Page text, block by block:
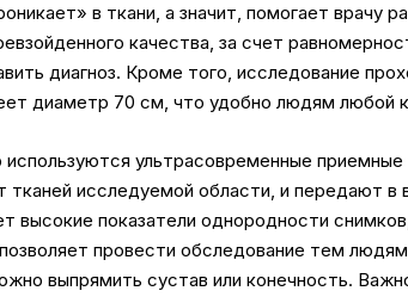
в ткани, а значит, помогает врачу
качества, за счет
диагноз. Кроме того, исследование
диаметр 70 см, что удобно людям любой
ультрасовременные
исследуемой области, и передают в
высокие показатели однородности
провести обследование тем
выпрямить сустав или конечность.